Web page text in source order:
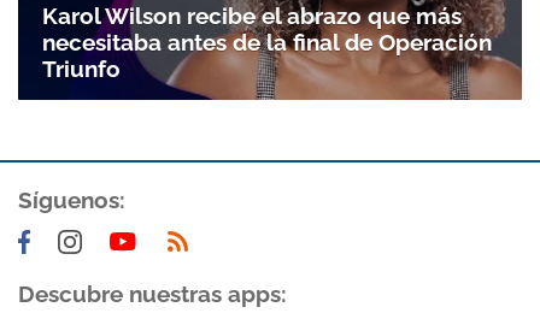
Gracias por suscribirte a nuestro boletín.
ACEPTAR
Karol Wilson recibe el abrazo que más
necesitaba antes de la final de Operación
Triunfo
Síguenos:
Descubre nuestras apps: